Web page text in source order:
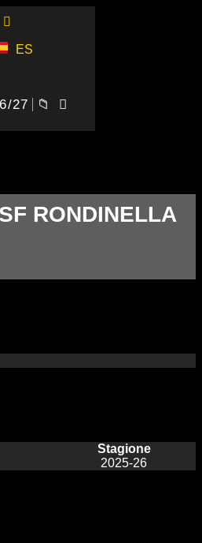
ES
27 📁
SF RONDINELLA
Stagione
2025-26